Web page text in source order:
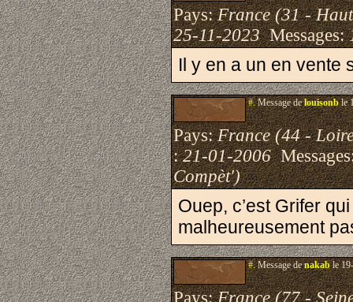
Pays:France (31 -
25-11-2023Messages:
Il y en a un en vente
#.Message delouisonble
Pays:France (44 -
:21-01-2006
Compèt')
Ouep, c’est Grifer
malheureusement
#.Message denakable
Pays:France (77 -